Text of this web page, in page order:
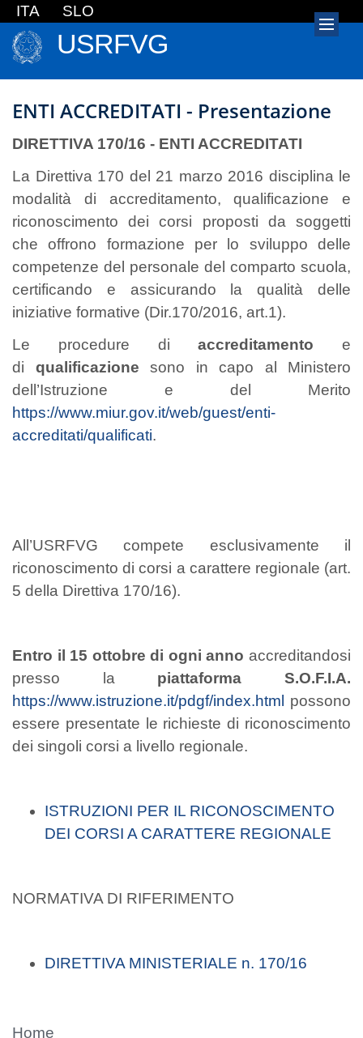
ITA SLO
USRFVG
ENTI ACCREDITATI - Presentazione
DIRETTIVA 170/16 - ENTI ACCREDITATI
La Direttiva 170 del 21 marzo 2016 disciplina le
modalità di accreditamento, qualificazione e
riconoscimento dei corsi proposti da soggetti
che offrono formazione per lo sviluppo delle
competenze del personale del comparto scuola,
certificando e assicurando la qualità delle
iniziative formative (Dir.170/2016, art.1).
Le procedure diaccreditamento e
di qualificazione sono in capo al Ministero
dell’Istruzione e del Merito
https://www.miur.gov.it/web/guest/enti-
accreditati/qualificati.
All’USRFVG compete esclusivamente il
riconoscimento di corsi a carattere regionale (art.
5 della Direttiva 170/16).
Entro il 15 ottobre di ogni anno accreditandosi
presso la piattaforma S.O.F.I.A.
https://www.istruzione.it/pdgf/index.html
possono
essere presentate le richieste di riconoscimento
dei singoli corsi a livello regionale.
ISTRUZIONI PER IL RICONOSCIMENTO
DEI CORSI A CARATTERE REGIONALE
NORMATIVA DI RIFERIMENTO
DIRETTIVA MINISTERIALE n. 170/16
Home